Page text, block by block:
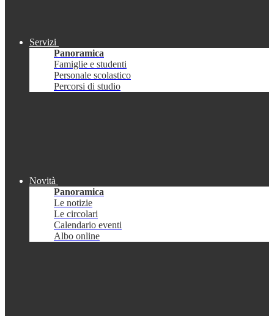
Servizi
Panoramica
Famiglie e studenti
Personale scolastico
Percorsi di studio
Novità
Panoramica
Le notizie
Le circolari
Calendario eventi
Albo online